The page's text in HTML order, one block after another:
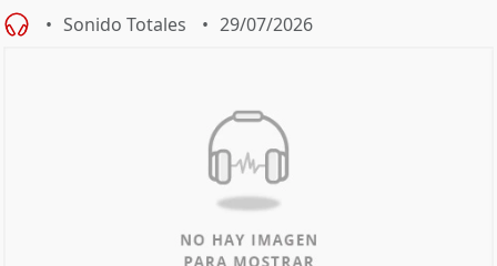
Sonido Totales 29/07/2026